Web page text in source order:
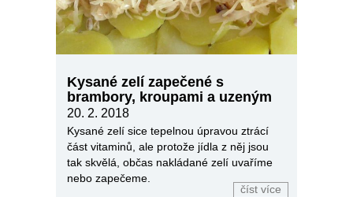
Kysané zelí zapečené s
brambory, kroupami a uzeným
20. 2. 2018
Kysané zelí sice tepelnou úpravou ztrácí
část vitaminů, ale protože jídla z něj jsou
tak skvělá, občas nakládané zelí uvaříme
nebo zapečeme.
číst více